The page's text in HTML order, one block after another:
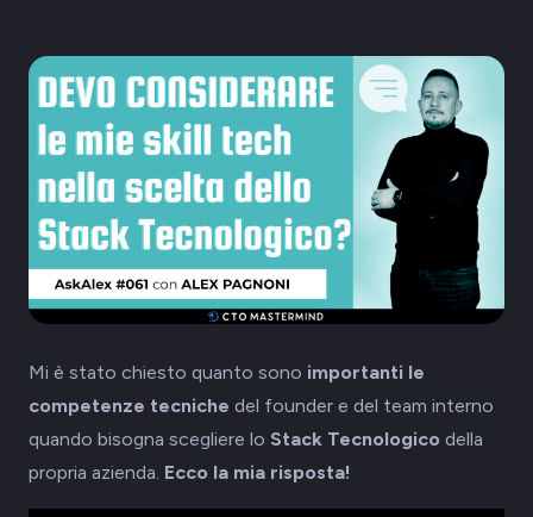
Mi è stato chiesto quanto sono importanti le
competenze tecniche del founder e del team interno
quando bisogna scegliere lo Stack Tecnologico della
propria azienda. Ecco la mia risposta!